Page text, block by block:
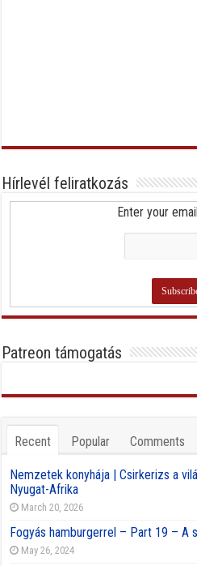
Hírlevél feliratkozás
Enter your
Patreon támogatás
Recent Popular Comments
Nemzetek konyhája | Csirkerizs a
Nyugat-Afrika
March 20, 2026
Fogyás hamburgerrel – Part 19 – A
May 26, 2024